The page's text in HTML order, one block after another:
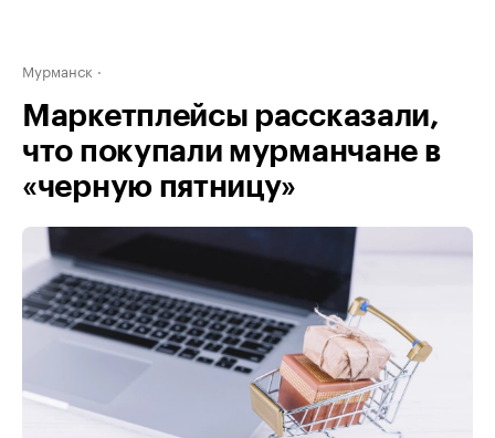
Мурманск
Маркетплейсы рассказали,
что покупали мурманчане в
«черную пятницу»